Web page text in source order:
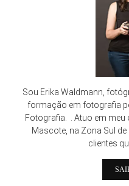
Sou Erika Waldmann,
formação em fotografia
Fotografia. . Atuo em meu
Mascote, na Zona Sul
clientes